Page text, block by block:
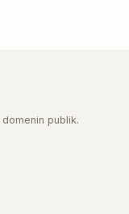
publik.